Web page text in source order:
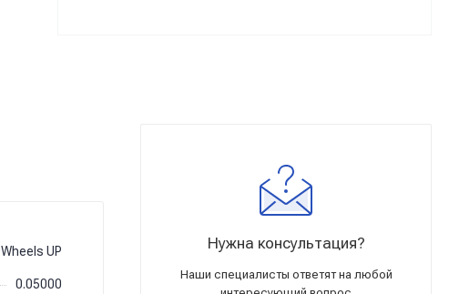
Wheels UP
0.05000
Нужна консультация?
Наши специалисты ответят на любой